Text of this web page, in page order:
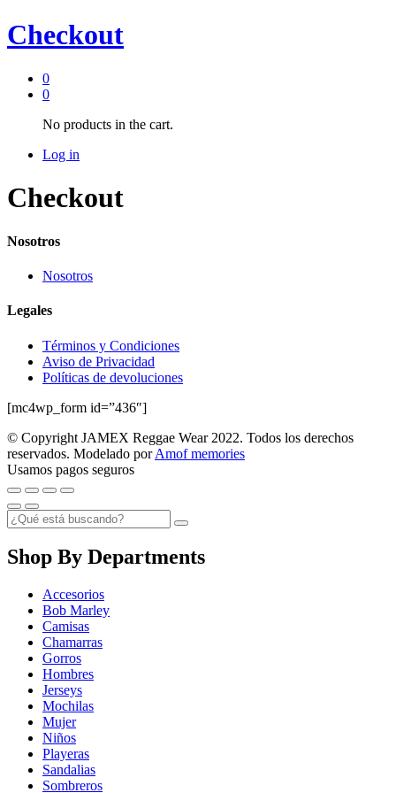
Checkout
0
0
No products in the cart.
Log in
Checkout
Nosotros
Nosotros
Legales
Términos y Condiciones
Aviso de Privacidad
Políticas de devoluciones
[mc4wp_form id=”436″]
© Copyright JAMEX Reggae Wear 2022. Todos los derechos
reservados. Modelado porAmof memories
Usamos pagos seguros
Shop By Departments
Accesorios
Bob Marley
Camisas
Chamarras
Gorros
Hombres
Jerseys
Mochilas
Mujer
Niños
Playeras
Sandalias
Sombreros